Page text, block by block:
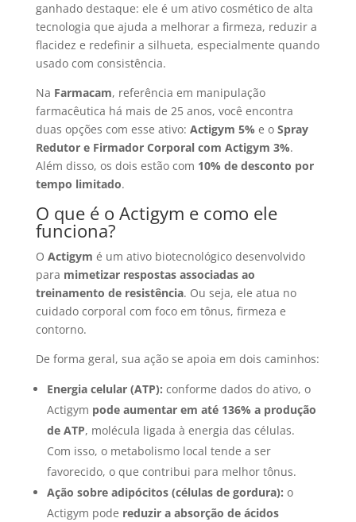
ganhado destaque: ele é um ativo cosmético de alta
tecnologia que ajuda a melhorar a firmeza, reduzir a
flacidez e redefinir a silhueta, especialmente quando
usado com consistência.
Na Farmacam, referência em manipulação
farmacêutica há mais de 25 anos, você encontra
duas opções com esse ativo: Actigym 5% e o Spray
Redutor e Firmador Corporal com Actigym 3%.
Além disso, os dois estão com 10% de desconto por
tempo limitado.
O que é o Actigym e como ele
funciona?
O Actigym é um ativo biotecnológico desenvolvido
para mimetizar respostas associadas ao
treinamento de resistência. Ou seja, ele atua no
cuidado corporal com foco em tônus, firmeza e
contorno.
De forma geral, sua ação se apoia em dois caminhos:
Energia celular (ATP): conforme dados do ativo, o
Actigym pode aumentar em até 136% a produção
de ATP, molécula ligada à energia das células.
Com isso, o metabolismo local tende a ser
favorecido, o que contribui para melhor tônus.
Ação sobre adipócitos (células de gordura): o
Actigym pode reduzir a absorção de ácidos